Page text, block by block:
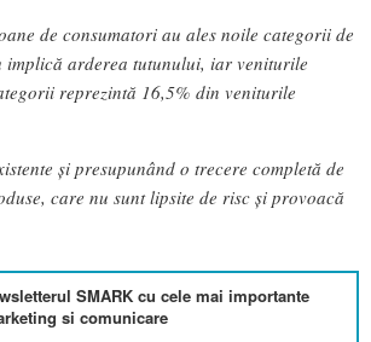
de consumatori au ales noile categorii de
implică arderea tutunului, iar veniturile
reprezintă 16,5% din veniturile
și presupunând o trecere completă de
care nu sunt lipsite de risc și provoacă
SMARK cu cele mai importante
si comunicare